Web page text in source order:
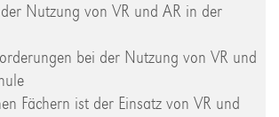
Nutzung von VR und AR in der
bei der Nutzung von VR und
Fächern ist der Einsatz von VR und